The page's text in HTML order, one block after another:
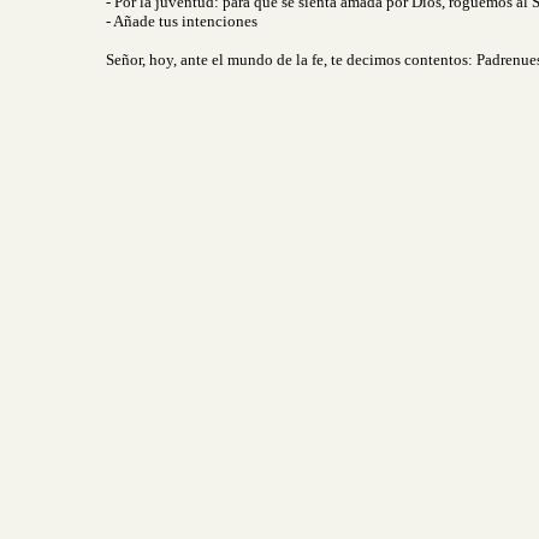
- Añade tus intenciones
Señor, hoy, ante el mundo de la fe, te decimos contentos: